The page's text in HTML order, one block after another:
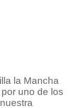
la Mancha
uno de los